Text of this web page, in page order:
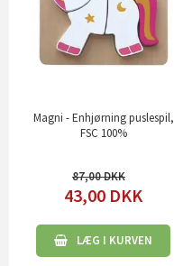
Magni - Enhjørning puslespil,
FSC 100%
87,00
43,00 DKK
LÆG I KURVEN